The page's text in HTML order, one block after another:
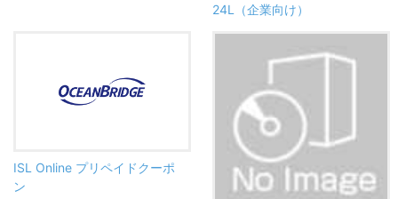
24L（企業向け）
ISL Online プリペイドクーポ
ン